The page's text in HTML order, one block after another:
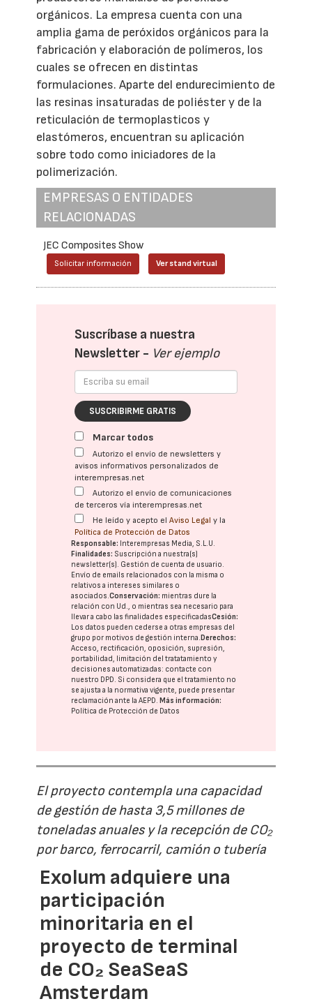
orgánicos. La empresa cuenta con una
amplia gama de peróxidos orgánicos para la
fabricación y elaboración de polímeros, los
cuales se ofrecen en distintas
formulaciones. Aparte del endurecimiento de
las resinas insaturadas de poliéster y de la
reticulación de termoplasticos y
elastómeros, encuentran su aplicación
sobre todo como iniciadores de la
polimerización.
EMPRESAS O ENTIDADES
RELACIONADAS
JEC Composites Show
Solicitar información Ver stand virtual
Suscríbase a nuestra
Newsletter - Ver ejemplo
SUSCRIBIRME GRATIS
Marcar todos
Autorizo el envío de newsletters y
avisos informativos personalizados de
interempresas.net
Autorizo el envío de comunicaciones
de terceros vía interempresas.net
He leído y acepto elAviso Legal y la
Política de Protección de Datos
Responsable: Interempresas Media, S.L.U.
Finalidades: Suscripción a nuestra(s)
newsletter(s). Gestión de cuenta de usuario.
Envío de emails relacionados con la misma o
relativos a intereses similares o
asociados.Conservación: mientras dure la
relación con Ud., o mientras sea necesario para
llevar a cabo las finalidades especificadasCesión:
Los datos pueden cederse a otras empresas del
grupo por motivos de gestión interna.Derechos:
Acceso, rectificación, oposición, supresión,
portabilidad, limitación del tratatamiento y
decisiones automatizadas: contacte con
nuestro DPD. Si considera que el tratamiento no
se ajusta a la normativa vigente, puede presentar
reclamación ante laAEPD.Más información:
Política de Protección de Datos
El proyecto contempla una capacidad
de gestión de hasta 3,5 millones de
toneladas anuales y la recepción de CO₂
por barco, ferrocarril, camión o tubería
Exolum adquiere una
participación
minoritaria en el
proyecto de terminal
de CO₂ SeaSeaS
Amsterdam